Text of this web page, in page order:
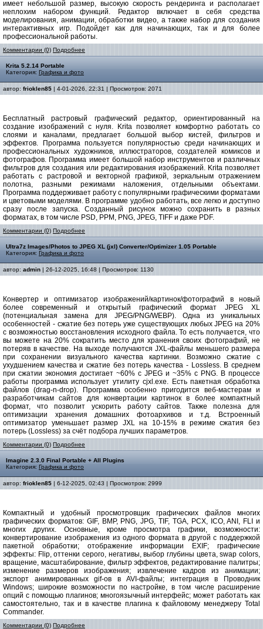
имеет небольшой размер, высокую скорость рендеринга и располагает
неплохим набором функций. Редактор включает в себя средства
моделирования, анимации, обработки видео, а также набор для создания
интерактивных игр. Подойдет как для начинающих, так и для более
профессиональной работы.
Комментарии (0) Подробнее
Krita 5.2.14 Portable
Категория: Графика и фото
автор: frioklen85 | 4-01-2026, 22:31 | Просмотров: 2071
Бесплатный растровый графический редактор, ориентированный на
создание изображений с нуля. Krita позволяет комфортно работать со
слоями и каналами, предлагает большой выбор кистей, фильтров и
эффектов. Программа пользуется популярностью среди начинающих и
профессиональных художников, иллюстраторов, создателей комиксов и
фотографов. Программа имеет большой набор инструментов и различных
фильтров для создания или редактирования изображений. Krita позволяет
работать с растровой и векторной графикой, зеркальным отражением
полотна, разными режимами наложения, отдельными объектами.
Программа поддерживает работу с популярными графическими форматами
и цветовыми моделями. В программе удобно работать, все легко и доступно
сразу после запуска. Созданный рисунок можно сохранить в разных
форматах, в том числе PSD, PPM, PNG, JPEG, TIFF и даже PDF.
Комментарии (0) Подробнее
Ultra7z Images/Photos to JPEG XL (jxl) Converter/Optimizer 1.05 Portable
Категория: Графика и фото
автор: admin | 26-12-2025, 16:48 | Просмотров: 1130
Конвертер и оптимизатор изображений/картинок/фотографий в новый
более современный и открытый графический формат JPEG XL
(потенциальная замена для JPEG/PNG/WEBP). Одна из уникальных
особенностей - сжатие без потерь уже существующих любых JPEG на 20%
с возможностью восстановления исходного файла. То есть получается, что
вы можете на 20% сократить место для хранения своих фотографий, не
потеряв в качестве. На выходе получаются JXL-файлы меньшего размера
при сохранении визуального качества картинки. Возможно сжатие с
ухудшением качества и сжатие без потерь качества - Lossless. В среднем
при сжатии экономия достигает ~60% с JPEG и ~35% с PNG. В процессе
работы программа использует утилиту cjxl.exe. Есть пакетная обработка
файлов (drag-n-drop). Программа особенно пригодится веб-мастерам и
разработчикам сайтов для конвертации картинок в более компактный
формат, что позволит ускорить работу сайтов. Также полезна для
оптимизации хранения домашних фотоархивов и т.д. Встроенный
оптимизатор уменьшает размер JXL на 10-15% в режиме сжатия без
потерь (Lossless) за счёт подбора лучших параметров.
Комментарии (0) Подробнее
Imagine 2.3.0 Final Portable + All Plugins
Категория: Графика и фото
автор: frioklen85 | 6-12-2025, 02:43 | Просмотров: 2999
Компактный и удобный просмотровщик графических файлов многих
графических форматов: GIF, BMP, PNG, JPG, TIF, TGA, PCX, ICO, ANI, FLI и
многих других. Основные, кроме просмотра графики, возможности:
конвертирование изображения из одного формата в другой с поддержкой
пакетной обработки; отображение информации EXIF; графические
эффекты: Flip, оттенки серого, негативы, выбор глубины цвета, swap colors,
вращение, масштабирование, фильтр эффектов, редактирование палитры;
изменение размеров изображения; извлечение кадров из анимации;
экспорт анимированных gif-ов в AVI-файлы; интеграция в Проводник
Windows; широкие возможности по настройке, в том числе расширение
опций с помощью плагинов; многоязычный интерфейс; может работать как
самостоятельно, так и в качестве плагина к файловому менеджеру Total
Commander.
Комментарии (0) Подробнее